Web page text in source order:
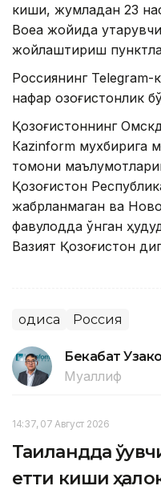
киши, жумладан 23
Воқеа жойида
жойлаштириш
Россиянинг Теlegram-
нафар қозоғистонлик
Қозоғистоннинг
Кazinform мухбирига
томони
Қозоғистон
жабрланмаган ва
фавқулодда қўнган
Вазият Қозоғистон
Ҳодиса Россия
Бекабат
Муаллиф
14:37, 07 Август 2026
Таиландда
етти киши